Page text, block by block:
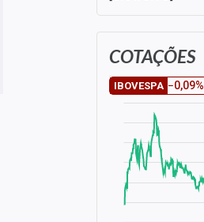
COTAÇÕES
IBOVESPA −0,09%